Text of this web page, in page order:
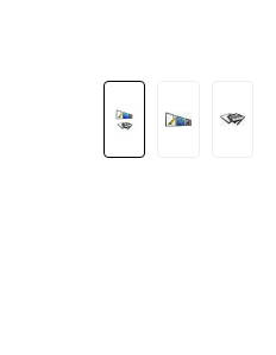
Bildergalerie überspringen